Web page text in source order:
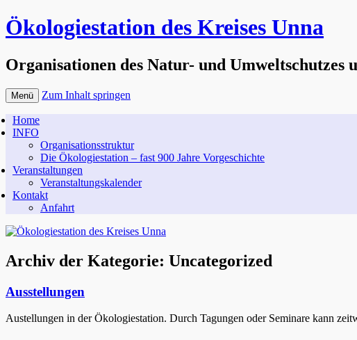
Ökologiestation des Kreises Unna
Organisationen des Natur- und Umweltschutzes
Menü Zum Inhalt springen
Home
INFO
Organisationsstruktur
Die Ökologiestation – fast 900 Jahre Vorgeschichte
Veranstaltungen
Veranstaltungskalender
Kontakt
Anfahrt
Archiv der Kategorie: Uncategorized
Ausstellungen
Austellungen in der Ökologiestation. Durch Tagungen oder Seminare kann